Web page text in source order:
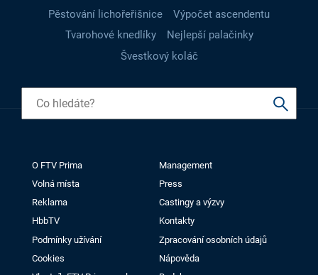
Pěstování lichořeřišnice
Výpočet ascendentu
Tvarohové knedlíky
Nejlepší palačinky
Švestkový koláč
O FTV Prima
Management
Volná místa
Press
Reklama
Castingy a výzvy
HbbTV
Kontakty
Podmínky užívání
Zpracování osobních údajů
Cookies
Nápověda